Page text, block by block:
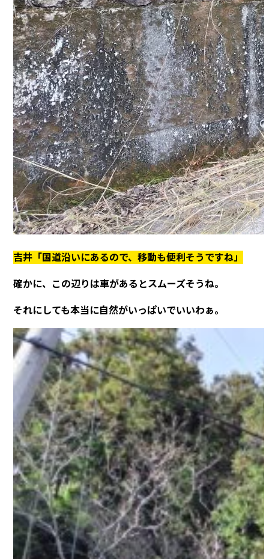
吉井「国道沿いにあるので、移動も便利そうですね」
確かに、この辺りは車があるとスムーズそうね。
それにしても本当に自然がいっぱいでいいわぁ。